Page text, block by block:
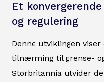
Et
og regulering
Denne utviklingen viser
tilnærming til grense-
Storbritannia utvider